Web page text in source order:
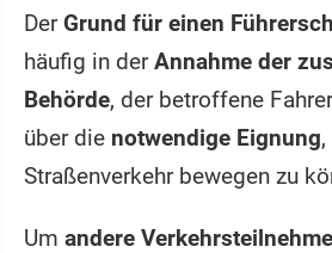
DerGrund für einen
häufig in derAnnahme der
Behörde, der betroffene
über die notwendige Eignung
Straßenverkehr bewegen zu
Um andere